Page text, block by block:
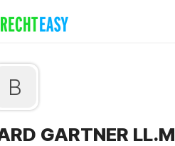
B
GARTNER LL.M